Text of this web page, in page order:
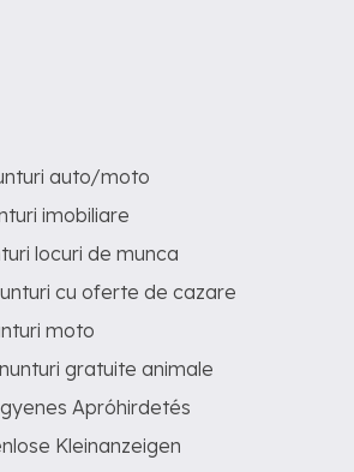
auto/moto
imobiliare
locuri de munca
cu oferte de cazare
moto
gratuite animale
Apróhirdetés
Kleinanzeigen